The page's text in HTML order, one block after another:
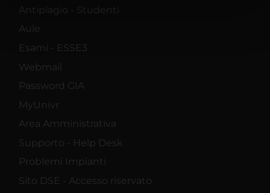
nostri partner che si occupano di analisi dei dati web,
pubblicità e social media, i quali potrebbero combinarle
Antiplagio - Studenti
Aule
Esami - ESSE3
Webmail
Password GIA
MyUnivr
Area Amministrativa
Supporto - Help Desk
Problemi Impianti
Sito DSE - Accesso riservato